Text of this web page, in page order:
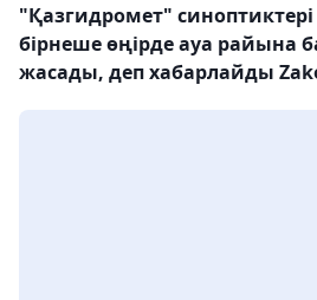
"Қазгидромет" синоптиктері
бірнеше өңірде ауа райына
жасады, деп хабарлайды